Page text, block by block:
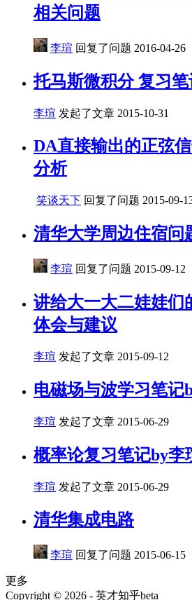
相关问题
李瑄 回复了问题 2016-04-26
托马斯微积分 复习
李瑄 发起了文章 2015-10-31
DA直接输出的正弦
分析
笑谈天下 回复了问题 2015-09-
清华大学周边住宿问
李瑄 回复了问题 2015-09-12
讲给大一大二娃娃们
体会与建议
李瑄 发起了文章 2015-09-12
电磁场与波学习笔记
李瑄 发起了文章 2015-06-29
概率论复习笔记by李
李瑄 发起了文章 2015-06-29
清华集成电路
李瑄 回复了问题 2015-06-15
更多
Copyright © 2026 - 英才知乎beta